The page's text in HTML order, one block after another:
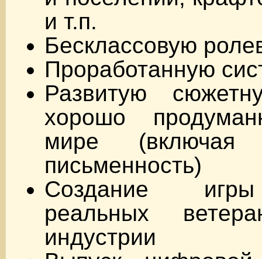
и т.п.
Бесклассовую
Проработанную
Развитую
хорошо
мире (включая
письменность)
Создание
реальных
индустрии